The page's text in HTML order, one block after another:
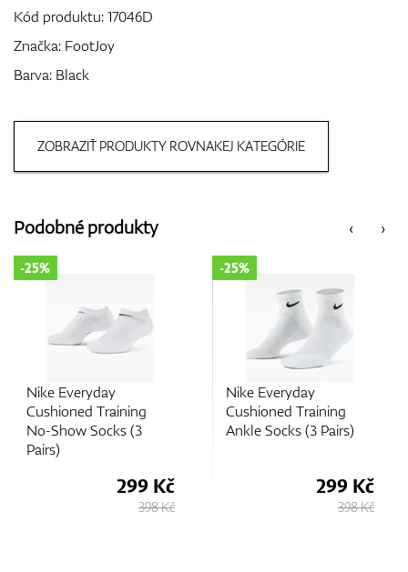
Bagy
Kód produktu:17046D
Značka: FootJoy
Barva: Black
ZOBRAZIŤ PRODUKTY ROVNAKEJ KATEGÓRIE
‹
Podobné produkty ›
Nike Everyday
Cushioned Training
No-Show Socks (3
Pairs)
-25%
299 Kč
398 Kč
Nike Everyday
Cushioned Training
Ankle Socks (3 Pairs)
-25%
299 Kč
398 Kč